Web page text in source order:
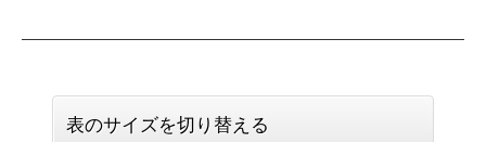
表のサイズを切り替える